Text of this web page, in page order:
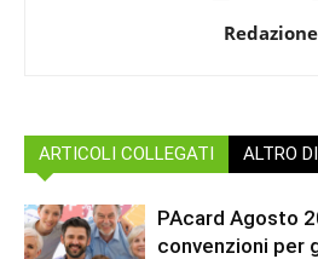
Redazione
ARTICOLI COLLEGATI ALTRO
PAcard Agosto
convenzioni per